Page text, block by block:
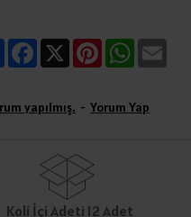
ShareFacebook
X PinterestWhatsApp
yapılmış. - Yorum Yap
Koli İçi Adeti 12 Adet